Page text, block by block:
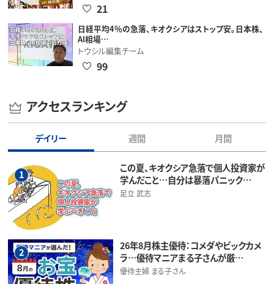
21
日経平均4％の急落、キオクシアはストップ安。日本株、
AI相場…
トウシル編集チーム
99
アクセスランキング
デイリー 週間 月間
1
この夏、キオクシア急落で個人投資家が
学んだこと…自分は暴落パニック…
足立 武志
2
26年8月株主優待：コメダやビックカメ
ラ…優待マニアまる子さんが厳…
優待主婦 まる子さん